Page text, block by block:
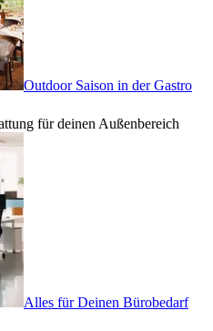
Outdoor Saison in der Gastro
für deinen Außenbereich
Alles für Deinen Bürobedarf